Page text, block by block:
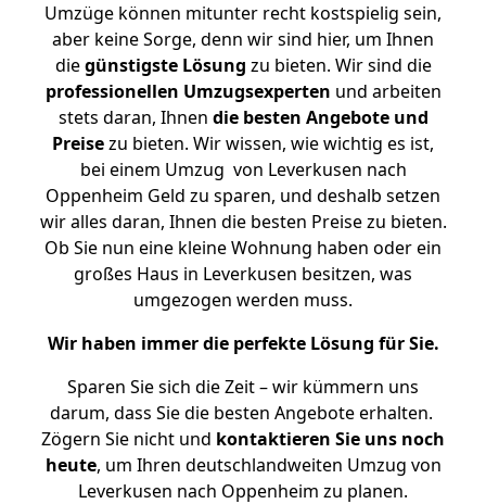
Umzüge können mitunter recht kostspielig sein,
aber keine Sorge, denn wir sind hier, um Ihnen
diegünstigste Lösung zu bieten. Wir sind die
professionellen Umzugsexperten und arbeiten
stets daran, Ihnen die besten Angebote und
Preisezu bieten. Wir wissen, wie wichtig es ist,
bei einem Umzug von Leverkusen nach
Oppenheim Geld zu sparen, und deshalb setzen
wir alles daran, Ihnen die besten Preise zu bieten.
Ob Sie nun eine kleine Wohnung haben oder ein
großes Haus in Leverkusen besitzen, was
umgezogen werden muss.
Wir haben immer die perfekte Lösung für Sie.
Sparen Sie sich die Zeit – wir kümmern uns
darum, dass Sie die besten Angebote erhalten.
Zögern Sie nicht und kontaktieren Sie uns noch
heute, um Ihren deutschlandweiten Umzug von
Leverkusen nach Oppenheim zu planen.